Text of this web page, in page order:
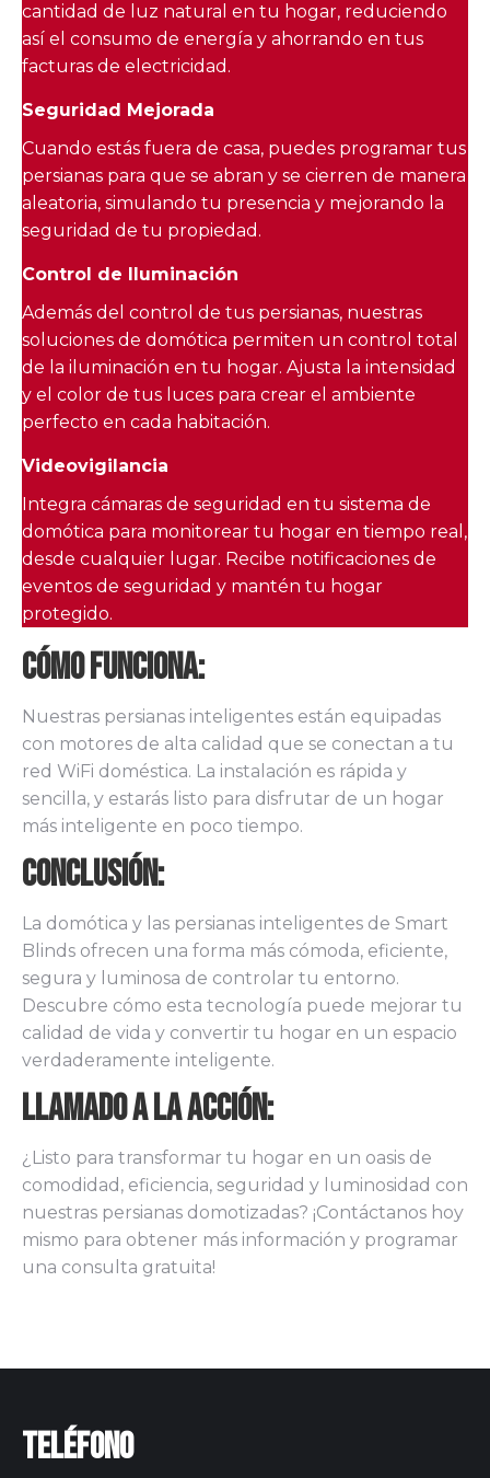
cantidad de luz natural en tu hogar, reduciendo
así el consumo de energía y ahorrando en tus
facturas de electricidad.
Seguridad Mejorada
Cuando estás fuera de casa, puedes programar tus
persianas para que se abran y se cierren de manera
aleatoria, simulando tu presencia y mejorando la
seguridad de tu propiedad.
Control de Iluminación
Además del control de tus persianas, nuestras
soluciones de domótica permiten un control total
de la iluminación en tu hogar. Ajusta la intensidad
y el color de tus luces para crear el ambiente
perfecto en cada habitación.
Videovigilancia
Integra cámaras de seguridad en tu sistema de
domótica para monitorear tu hogar en tiempo real,
desde cualquier lugar. Recibe notificaciones de
eventos de seguridad y mantén tu hogar
protegido.
Cómo Funciona:
Nuestras persianas inteligentes están equipadas
con motores de alta calidad que se conectan a tu
red WiFi doméstica. La instalación es rápida y
sencilla, y estarás listo para disfrutar de un hogar
más inteligente en poco tiempo.
Conclusión:
La domótica y las persianas inteligentes de Smart
Blinds ofrecen una forma más cómoda, eficiente,
segura y luminosa de controlar tu entorno.
Descubre cómo esta tecnología puede mejorar tu
calidad de vida y convertir tu hogar en un espacio
verdaderamente inteligente.
Llamado a la Acción:
¿Listo para transformar tu hogar en un oasis de
comodidad, eficiencia, seguridad y luminosidad con
nuestras persianas domotizadas? ¡Contáctanos hoy
mismo para obtener más información y programar
una consulta gratuita!
Teléfono